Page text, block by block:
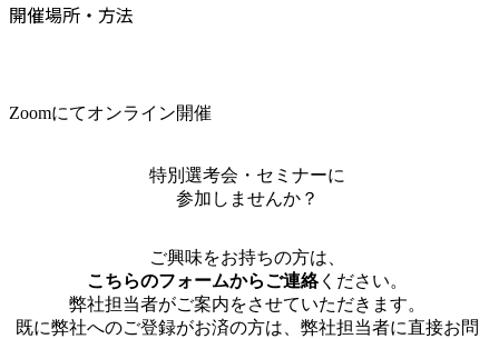
開催場所・方法
Zoomにてオンライン開催
特別選考会・セミナーに
参加しませんか？
ご興味をお持ちの方は、
こちらのフォームからご連絡ください。
弊社担当者がご案内をさせていただきます。
既に弊社へのご登録がお済の方は、弊社担当者に直接お問